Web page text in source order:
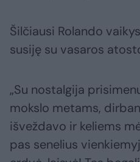
Šilčiausi Rolando
susiję su vasaros
„Su nostalgija
mokslo metams,
išveždavo ir keliems
pas senelius